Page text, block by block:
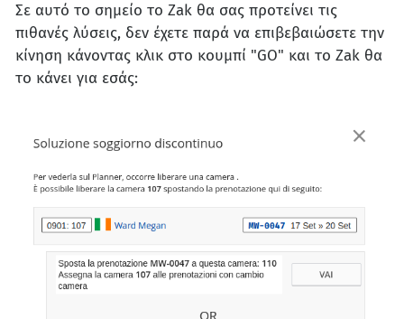
Σε αυτό το σημείο το Zak θα σας προτείνει τις
πιθανές λύσεις, δεν έχετε παρά να επιβεβαιώσετε την
κίνηση κάνοντας κλικ στο κουμπί "GO" και το Zak θα
το κάνει για εσάς: